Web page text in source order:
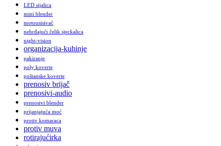
LED sijalica
mini blender
motousisivač
nehrđajući čelik sjeckalica
night-vision
organizacija-kuhinje
pakiranje
poly koverte
poštanske koverte
prenosiv brijač
prenosivi-audio
prenosivi blender
prijanjajuća moć
protiv komaraca
protiv muva
rotirajućirka